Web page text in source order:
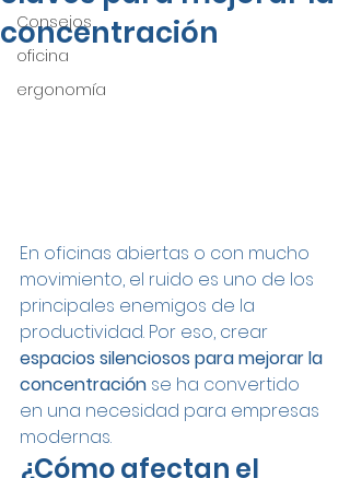
Consejos
oficina
ergonomía
concentración
En oficinas abiertas o con mucho
movimiento, el ruido es uno de los
principales enemigos de la
productividad. Por eso, crear
espacios silenciosos para mejorar la
concentración se ha convertido
en una necesidad para empresas
modernas.
¿Cómo afectan el